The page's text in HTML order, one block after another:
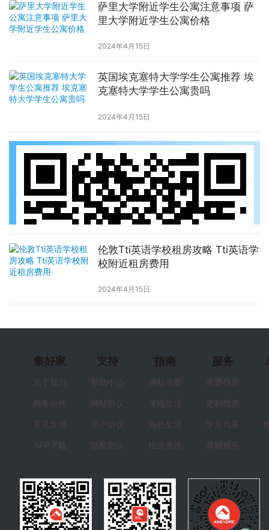
萨里大学附近学生公寓注意事项 萨
里大学附近学生公寓价格
2024年4月15日
英国埃克塞特大学学生公寓推荐 埃
克塞特大学学生公寓贵吗
2024年4月15日
伦敦Tti英语学校租房攻略 Tti英语学
校附近租房费用
2024年4月15日
集好家
关于我们
商务合作
意见反馈
APP下载
支持
帮助中心
网站协议
用户协议
隐私协议
指南
网站地图
发现生活
海外生活
租房资讯
服务
免费找房
定制找房
学居代表
商城服务